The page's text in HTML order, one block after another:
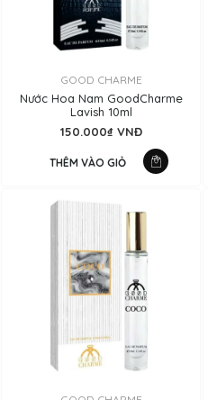
GOOD CHARME
Nước Hoa Nam GoodCharme
Lavish 10ml
150.000₫ VNĐ
THÊM VÀO GIỎ